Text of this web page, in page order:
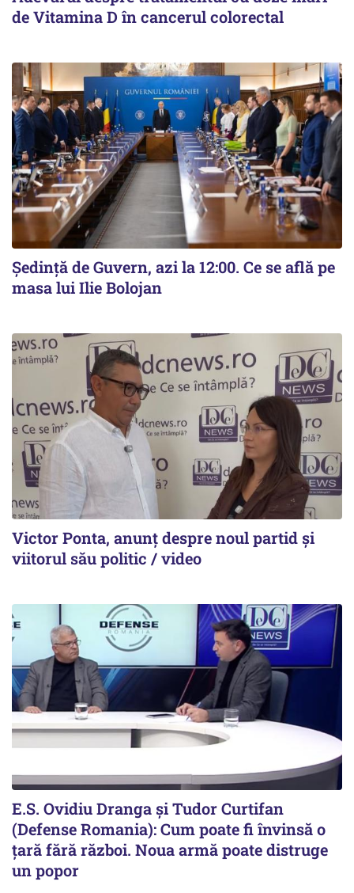
de Vitamina D în cancerul colorectal
Ședință de Guvern, azi la 12:00. Ce se află pe
masa lui Ilie Bolojan
Victor Ponta, anunț despre noul partid și
viitorul său politic / video
E.S. Ovidiu Dranga și Tudor Curtifan
(Defense Romania): Cum poate fi învinsă o
țară fără război. Noua armă poate distruge
un popor